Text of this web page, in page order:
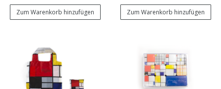
Zum Warenkorb hinzufügen Zum Warenkorb hinzufügen